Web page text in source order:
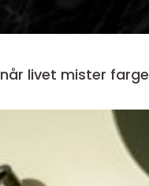
Depresjon når livet mister farge